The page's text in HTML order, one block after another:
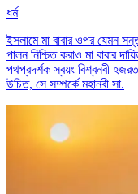
ধর্ম
ইসলামে মা বাবার ওপর যেমন
পালন নিশ্চিত করাও মা বাবার
পথপ্রদর্শক স্বয়ং বিশ্বনবী
উচিত, সে সম্পর্কে মহানবী সা.